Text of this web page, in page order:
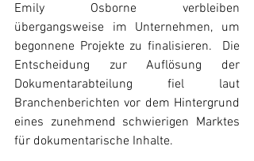
Emily Osborne verbleiben
übergangsweise im Unternehmen, um
begonnene Projekte zu finalisieren.  Die
Entscheidung zur Auflösung der
Dokumentarabteilung fiel laut
Branchenberichten vor dem Hintergrund
eines zunehmend schwierigen Marktes
für dokumentarische Inhalte.